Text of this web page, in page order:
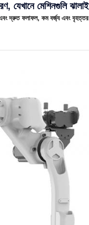
মেশিনগুলি ঝালাই
দ্রুত ফলাফল, কম বর্জ্য এবং বৃহত্তর